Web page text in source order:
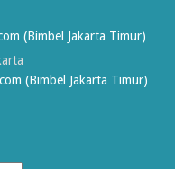
(Bimbel Jakarta Timur)
(Bimbel Jakarta Timur)